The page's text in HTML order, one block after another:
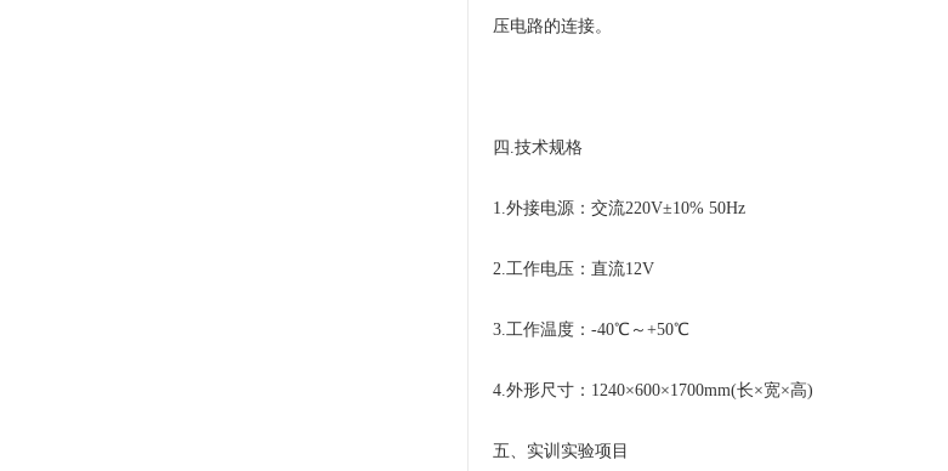
压电路的连接。
四.技术规格
1.外接电源：交流220V±10% 50Hz
2.工作电压：直流12V
3.工作温度：-40℃～+50℃
4.外形尺寸：1240×600×1700mm(长×宽×高)
五、实训实验项目